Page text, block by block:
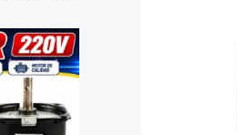
con5.00de
5 en base
avaloración
de un
cliente